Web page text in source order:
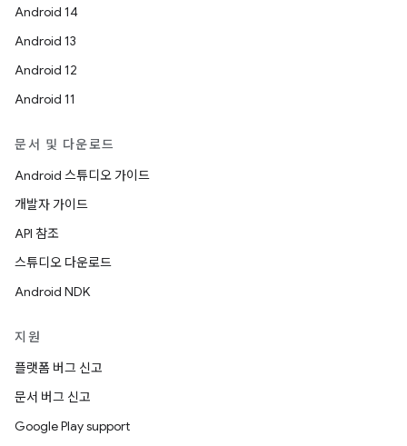
Android 14
Android 13
Android 12
Android 11
문서 및 다운로드
Android 스튜디오 가이드
개발자 가이드
API 참조
스튜디오 다운로드
Android NDK
지원
플랫폼 버그 신고
문서 버그 신고
Google Play support